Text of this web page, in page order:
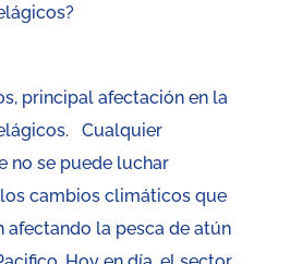
principal afectación en la
Cualquier
no se puede luchar
cambios climáticos que
afectando la pesca de atún